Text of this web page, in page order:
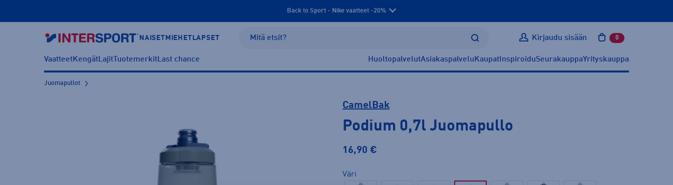
Back to Sport - Nike vaatteet -20%
NAISET MIEHET LAPSET Kirjaudu sisään 0 tuotetta
VaatteetKengätLajitTuotemerkitLast chance HuoltopalvelutAsiakaspalvelu Kaupat InspiroiduSeurakauppaYrityskauppa
Juomapullot
CamelBak
Podium 0,7l Juomapullo
16,90 €
Väri